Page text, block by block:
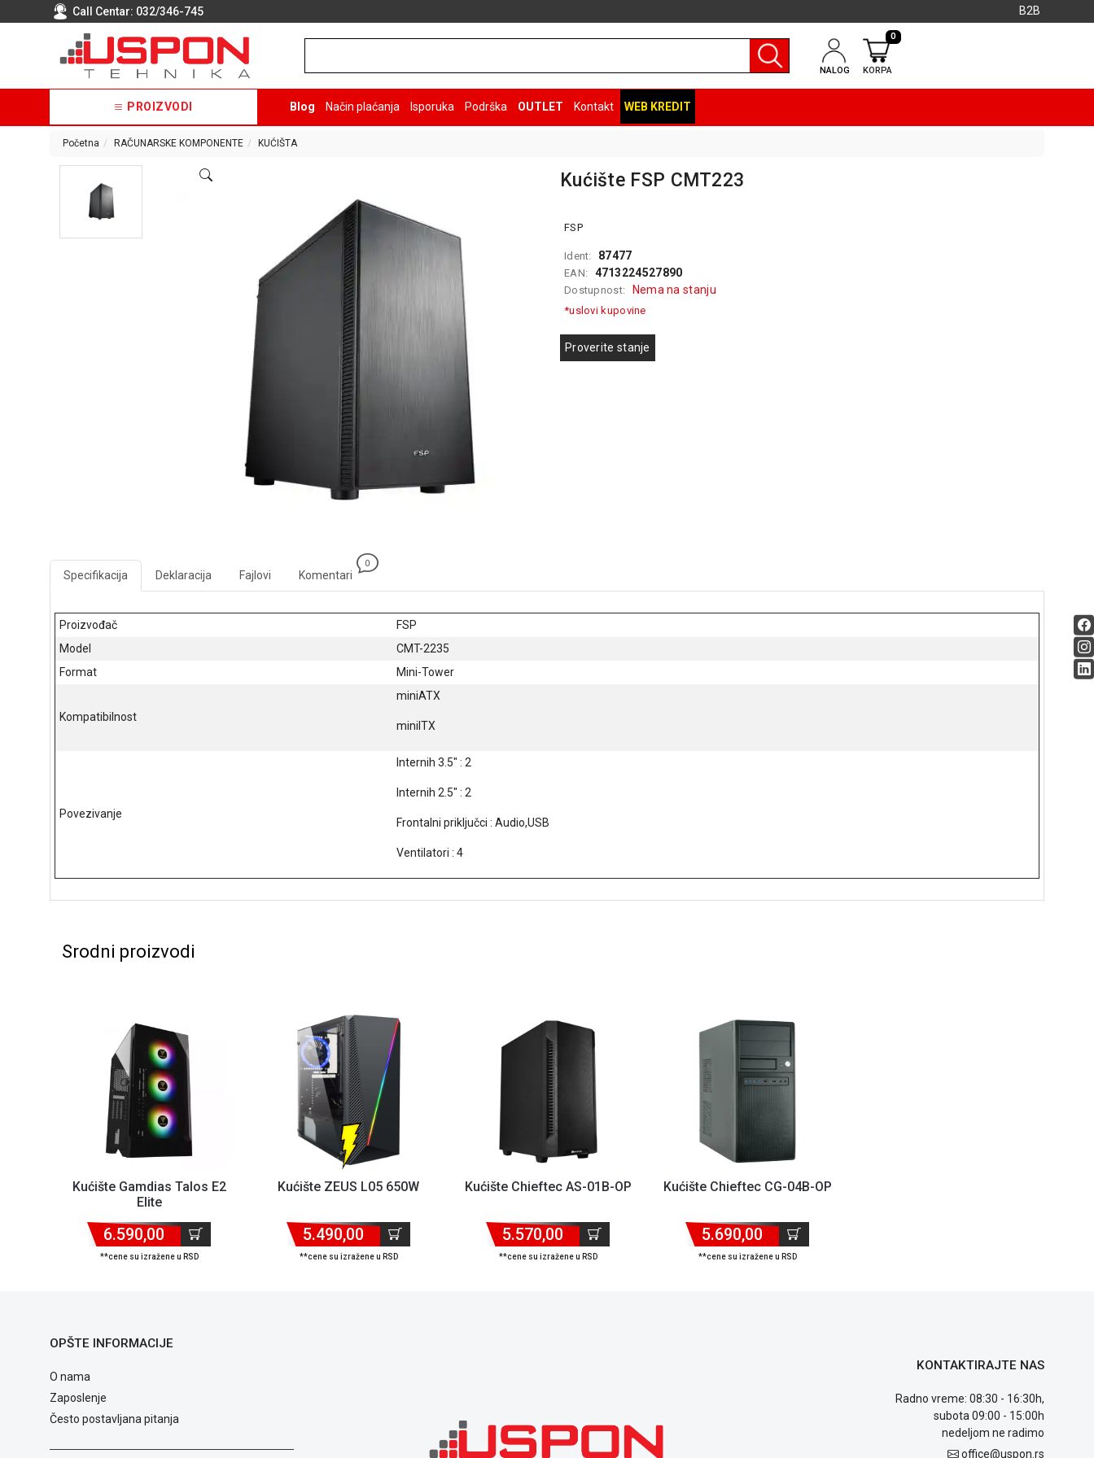
Call Centar: 032/346-745 B2B
NALOG KORPA
0
PROIZVODI Blog Način plaćanja Isporuka Podrška OUTLET Kontakt WEB KREDIT
Početna RAČUNARSKE KOMPONENTE KUĆIŠTA
Kućište FSP CMT223
FSP
Ident: 87477
EAN: 4713224527890
Dostupnost: Nema na stanju
*uslovi kupovine
Proverite stanje
Specifikacija Deklaracija Fajlovi Komentari
0
Proizvođač
FSP
Model
CMT-2235
Format
Mini-Tower
Kompatibilnost
miniATX
miniITX
Povezivanje
Internih 3.5" : 2
Internih 2.5" : 2
Frontalni priključci : Audio,USB
Ventilatori : 4
Srodni proizvodi
Kućište Gamdias Talos E2
Elite
6.590,00
**cene su izražene u RSD
Kućište ZEUS L05 650W
5.490,00
**cene su izražene u RSD
Kućište Chieftec AS-01B-OP
5.570,00
**cene su izražene u RSD
Kućište Chieftec CG-04B-OP
5.690,00
**cene su izražene u RSD
OPŠTE INFORMACIJE
O nama
Zaposlenje
Često postavljana pitanja
KONTAKTIRAJTE NAS
Radno vreme: 08:30 - 16:30h,
subota 09:00 - 15:00h
nedeljom ne radimo
office@uspon.rs